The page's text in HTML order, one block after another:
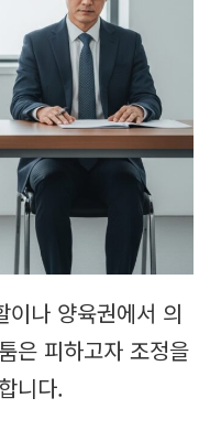
이나 양육권에서 의
은 피하고자 조정을
니다.